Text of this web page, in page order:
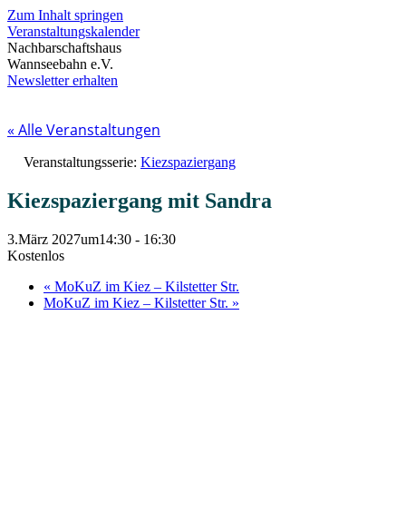
Zum Inhalt springen
Veranstaltungskalender
Nachbarschaftshaus
Wannseebahn e.V.
Newsletter erhalten
« Alle Veranstaltungen
Veranstaltungsserie: Kiezspaziergang
Kiezspaziergang mit Sandra
3.März 2027um14:30 - 16:30
Kostenlos
« MoKuZ im Kiez – Kilstetter Str.
MoKuZ im Kiez – Kilstetter Str. »